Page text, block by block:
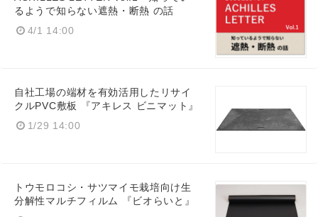
るようで知らない遮熱・断熱 の話
4/1 14:00
自社工場の端材を有効活用したリサイ
クルPVC敷板 『アキレス ビニマット』
1/29 14:00
トウモロコシ・サツマイモ栽培向け生
分解性マルチフィルム 『ビオらいと』